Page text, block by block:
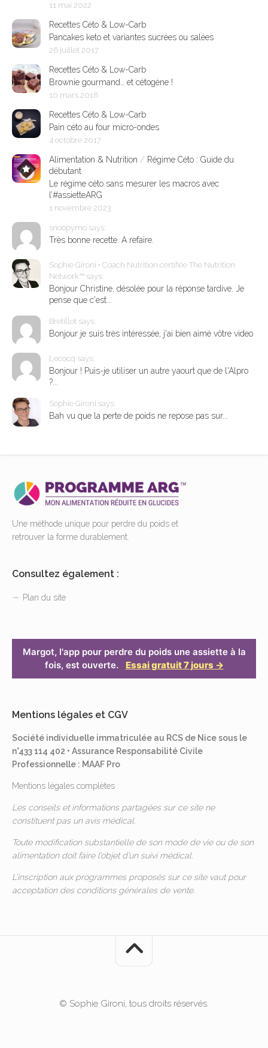
11 mai 2022
Recettes Céto & Low-Carb
Pancakes keto et variantes sucrées ou salées
26 juillet 2017
Recettes Céto & Low-Carb
Brownie gourmand… et cétogène !
10 mars 2018
Recettes Céto & Low-Carb
Pain céto au four micro-ondes
4 octobre 2017
Alimentation & Nutrition / Régime Céto : Guide du
débutant
Le régime céto sans mesurer les macros avec
l’#assietteARG
1 novembre 2023
snoopymo says:
Très bonne recette. A refaire.
Sophie Gironi • Coach Nutrition certifiée The Nutrition
Network™ says:
Bonjour Christine, désolée pour la réponse tardive. Je
pense que c'est...
Bretillot says:
Bonjour je suis très intéressée, j'ai bien aimé vôtre video
Lecocq says:
Bonjour ! Puis-je utiliser un autre yaourt que de l'Alpro
?...
Sophie Gironi says:
Bah vu que la perte de poids ne repose pas sur...
Une méthode unique pour perdre du poids et
retrouver la forme durablement.
Consultez également :
Plan du site
Margot, l'app pour perdre du poids une assiette à la
fois, est ouverte.
Essai gratuit 7 jours →
Mentions légales et CGV
Société individuelle immatriculée au RCS de Nice sous le
n°433 114 402 • Assurance Responsabilité Civile
Professionnelle : MAAF Pro
Mentions légales complètes
Les conseils et informations partagées sur ce site ne
constituent pas un avis médical.
Toute modification substantielle de son mode de vie ou de son
alimentation doit faire l’objet d’un suivi médical.
L’inscription aux programmes proposés sur ce site vaut pour
acceptation des conditions générales de vente.
© Sophie Gironi, tous droits réservés.